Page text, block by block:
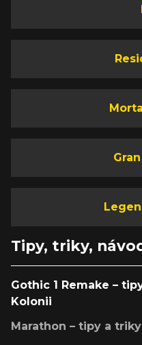
Tipy, triky,
Gothic 1 Remake –
Kolonii
Marathon – tipy a